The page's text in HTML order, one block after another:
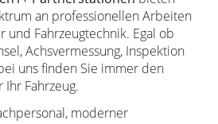
an professionellen Arbeiten
und Fahrzeugtechnik. Egal ob
Achsvermessung, Inspektion
uns finden Sie immer den
Ihr Fahrzeug.
moderner